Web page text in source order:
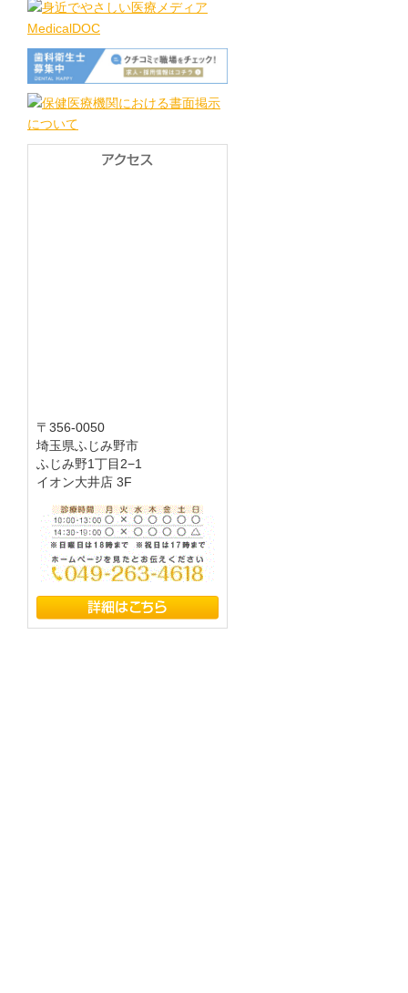
〒356-0050
埼玉県ふじみ野市
ふじみ野1丁目2−1
イオン大井店 3F